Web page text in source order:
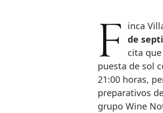
Finca
de
cita
puesta de sol
21:00 horas,
preparativos
grupo Wine